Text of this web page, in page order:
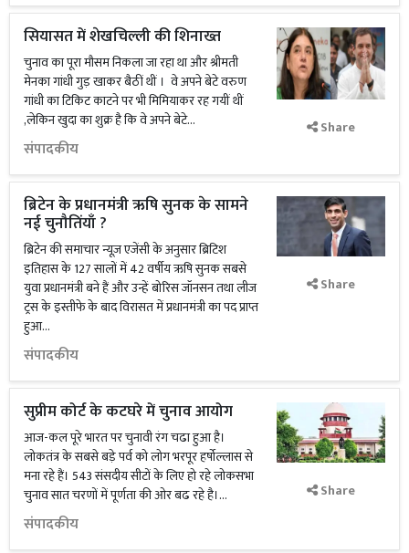
सियासत में शेखचिल्ली की शिनाख्त
चुनाव का पूरा मौसम निकला जा रहा था और श्रीमती
मेनका गांधी गुड़ खाकर बैठीं थीं । वे अपने बेटे वरुण
गांधी का टिकिट काटने पर भी मिमियाकर रह गयीं थीं
,लेकिन खुदा का शुक्र है कि वे अपने बेटे...
संपादकीय
Share
ब्रिटेन के प्रधानमंत्री ऋषि सुनक के सामने
नई चुनौतिंयाँ ?
ब्रिटेन की समाचार न्यूज़ एजेंसी के अनुसार ब्रिटिश
इतिहास के 127 सालों में 42 वर्षीय ऋषि सुनक सबसे
युवा प्रधानमंत्री बने हैं और उन्हें बोरिस जॉनसन तथा लीज
ट्रस के इस्तीफे के बाद विरासत में प्रधानमंत्री का पद प्राप्त
हुआ...
संपादकीय
Share
सुप्रीम कोर्ट के कटघरे में चुनाव आयोग
आज-कल पूरे भारत पर चुनावी रंग चढा हुआ है।
लोकतंत्र के सबसे बड़े पर्व को लोग भरपूर हर्षोल्लास से
मना रहे हैं। 543 संसदीय सीटों के लिए हो रहे लोकसभा
चुनाव सात चरणों में पूर्णता की ओर बढ रहे है।...
संपादकीय
Share